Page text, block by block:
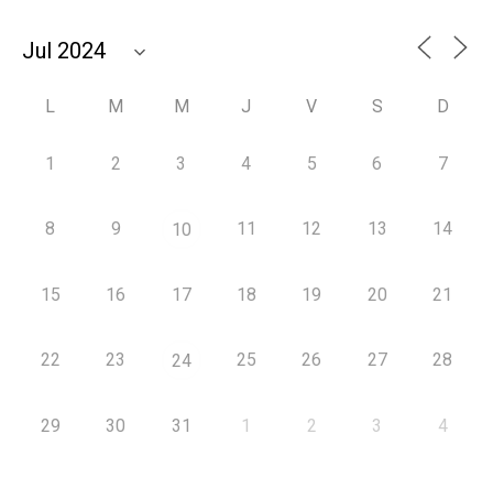
L M M J V S D
1 2 3 4 5 6 7
8 9 10 11 12 13 14
15 16 17 18 19 20 21
22 23 24 25 26 27 28
29 30 31 1 2 3 4